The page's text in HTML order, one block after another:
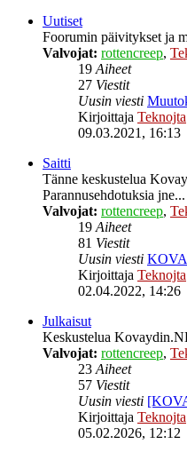
Uutiset
Foorumin päivitykset ja
Valvojat: rottencreep,
19Aiheet
27 Viestit
Uusin viesti
Kirjoittaja Teknojta
09.03.2021, 16:13
Saitti
Tänne keskustelua
Parannusehdotuksia jne...
Valvojat: rottencreep,
19Aiheet
81 Viestit
Uusin viesti
Kirjoittaja Teknojta
02.04.2022, 14:26
Julkaisut
Keskustelua
Valvojat: rottencreep,
23Aiheet
57 Viestit
Uusin viesti
Kirjoittaja Teknojta
05.02.2026, 12:12